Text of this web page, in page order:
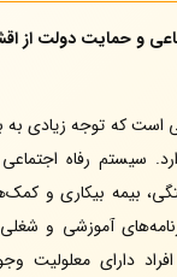
و حمایت دولت از
است که توجه زیادی به
سیستم رفاه
بیمه بیکاری و
آموزشی و شغلی
دارای معلولیت